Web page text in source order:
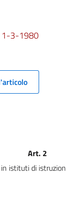
1-3-1980
Art. 2
istituti di